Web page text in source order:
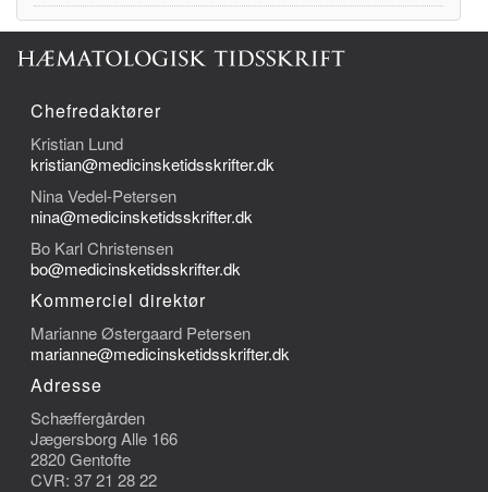
Chefredaktører
Kristian Lund
kristian@medicinsketidsskrifter.dk
Nina Vedel-Petersen
nina@medicinsketidsskrifter.dk
Bo Karl Christensen
bo@medicinsketidsskrifter.dk
Kommerciel direktør
Marianne Østergaard Petersen
marianne@medicinsketidsskrifter.dk
Adresse
Schæffergården
Jægersborg Alle 166
2820 Gentofte
CVR: 37 21 28 22